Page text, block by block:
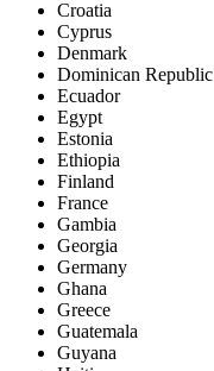
Croatia
Cyprus
Denmark
Dominican Republic
Ecuador
Egypt
Estonia
Ethiopia
Finland
France
Gambia
Georgia
Germany
Ghana
Greece
Guatemala
Guyana